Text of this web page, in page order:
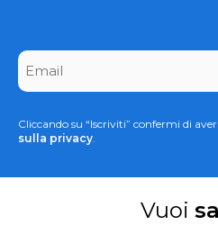
CAPTCHA
Email
Cliccando su “Iscriviti” confermi di aver
sulla privacy.
Vuoi